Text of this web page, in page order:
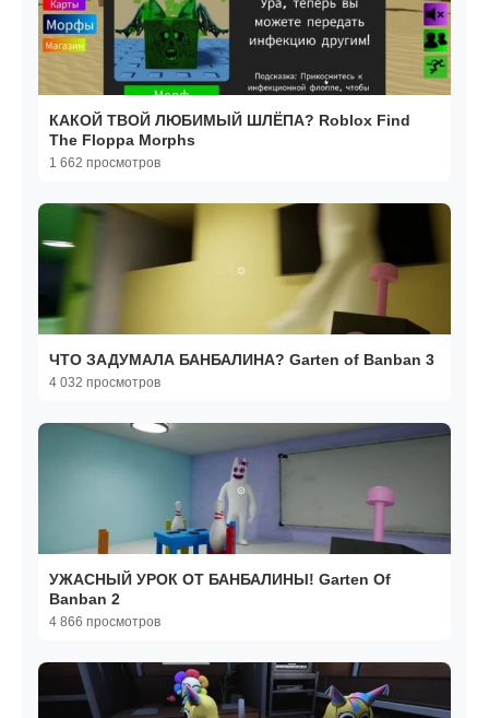
КАКОЙ ТВОЙ ЛЮБИМЫЙ ШЛЁПА? Roblox Find
The Floppa Morphs
1 662 просмотров
ЧТО ЗАДУМАЛА БАНБАЛИНА? Garten of Banban 3
4 032 просмотров
УЖАСНЫЙ УРОК ОТ БАНБАЛИНЫ! Garten Of
Banban 2
4 866 просмотров